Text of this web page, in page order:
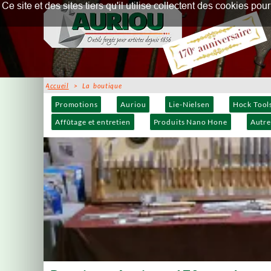
Promotions Auriou Lie-Nielsen Hock
Affûtage et entretien
Produits Nano Hone
Accueil > La boutique
Ce site et des sites tiers qu'il utilise collectent des cookies